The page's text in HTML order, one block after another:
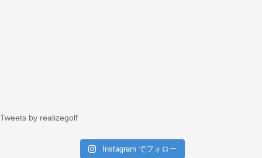
Tweets by realizegolf
Instagram でフォロー